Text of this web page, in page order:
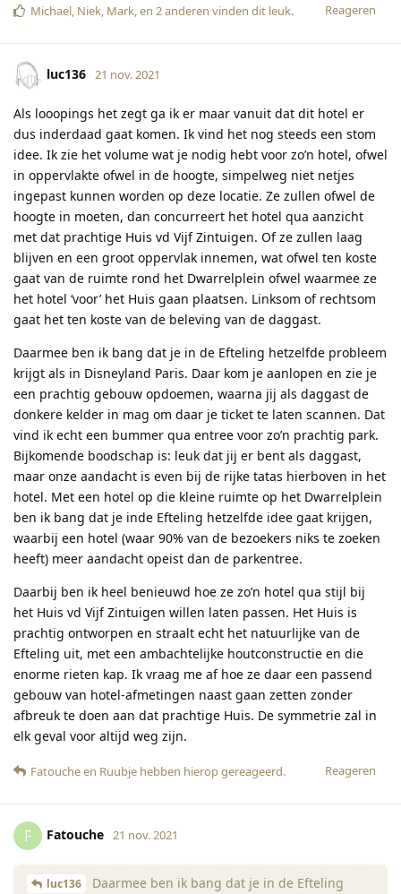
Reageren
Michael, Niek, Mark, en 2anderen vinden dit leuk.
luc136 21 nov. 2021
Als looopings het zegt ga ik er maar vanuit dat dit hotel er
dus inderdaad gaat komen. Ik vind het nog steeds een stom
idee. Ik zie het volume wat je nodig hebt voor zo’n hotel, ofwel
in oppervlakte ofwel in de hoogte, simpelweg niet netjes
ingepast kunnen worden op deze locatie. Ze zullen ofwel de
hoogte in moeten, dan concurreert het hotel qua aanzicht
met dat prachtige Huis vd Vijf Zintuigen. Of ze zullen laag
blijven en een groot oppervlak innemen, wat ofwel ten koste
gaat van de ruimte rond het Dwarrelplein ofwel waarmee ze
het hotel ‘voor’ het Huis gaan plaatsen. Linksom of rechtsom
gaat het ten koste van de beleving van de daggast.
Daarmee ben ik bang dat je in de Efteling hetzelfde probleem
krijgt als in Disneyland Paris. Daar kom je aanlopen en zie je
een prachtig gebouw opdoemen, waarna jij als daggast de
donkere kelder in mag om daar je ticket te laten scannen. Dat
vind ik echt een bummer qua entree voor zo’n prachtig park.
Bijkomende boodschap is: leuk dat jij er bent als daggast,
maar onze aandacht is even bij de rijke tatas hierboven in het
hotel. Met een hotel op die kleine ruimte op het Dwarrelplein
ben ik bang dat je inde Efteling hetzelfde idee gaat krijgen,
waarbij een hotel (waar 90% van de bezoekers niks te zoeken
heeft) meer aandacht opeist dan de parkentree.
Daarbij ben ik heel benieuwd hoe ze zo’n hotel qua stijl bij
het Huis vd Vijf Zintuigen willen laten passen. Het Huis is
prachtig ontworpen en straalt echt het natuurlijke van de
Efteling uit, met een ambachtelijke houtconstructie en die
enorme rieten kap. Ik vraag me af hoe ze daar een passend
gebouw van hotel-afmetingen naast gaan zetten zonder
afbreuk te doen aan dat prachtige Huis. De symmetrie zal in
elk geval voor altijd weg zijn.
Reageren
Fatoucheen Ruubje hebben hierop gereageerd.
F Fatouche 21 nov. 2021
luc136
Daarmee ben ik bang dat je in de Efteling